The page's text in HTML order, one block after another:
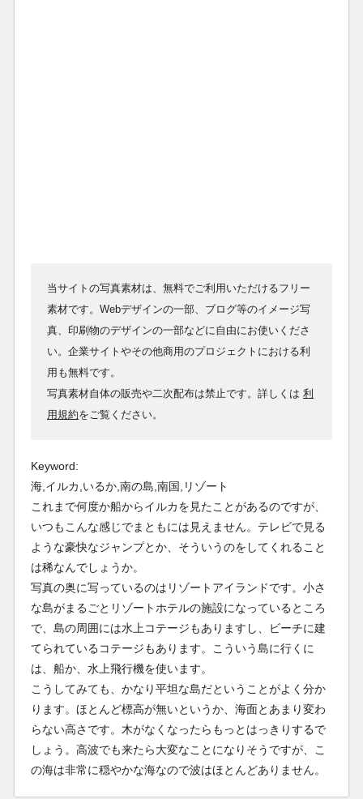
当サイトの写真素材は、無料でご利用いただけるフリー
素材です。Webデザインの一部、ブログ等のイメージ写
真、印刷物のデザインの一部などに自由にお使いくださ
い。企業サイトやその他商用のプロジェクトにおける利
用も無料です。
写真素材自体の販売や二次配布は禁止です。詳しくは 利
用規約をご覧ください。
Keyword:
海,イルカ,いるか,南の島,南国,リゾート
これまで何度か船からイルカを見たことがあるのですが、
いつもこんな感じでまともには見えません。テレビで見る
ような豪快なジャンプとか、そういうのをしてくれること
は稀なんでしょうか。
写真の奥に写っているのはリゾートアイランドです。小さ
な島がまるごとリゾートホテルの施設になっているところ
で、島の周囲には水上コテージもありますし、ビーチに建
てられているコテージもあります。こういう島に行くに
は、船か、水上飛行機を使います。
こうしてみても、かなり平坦な島だということがよく分か
ります。ほとんど標高が無いというか、海面とあまり変わ
らない高さです。木がなくなったらもっとはっきりするで
しょう。高波でも来たら大変なことになりそうですが、こ
の海は非常に穏やかな海なので波はほとんどありません。